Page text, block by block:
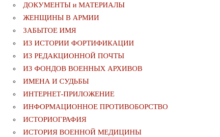
ДОКУМЕНТЫ и МАТЕРИАЛЫ
ЖЕНЩИНЫ В АРМИИ
ЗАБЫТОЕ ИМЯ
ИЗ ИСТОРИИ ФОРТИФИКАЦИИ
ИЗ РЕДАКЦИОННОЙ ПОЧТЫ
ИЗ ФОНДОВ ВОЕННЫХ АРХИВОВ
ИМЕНА И СУДЬБЫ
ИНТЕРНЕТ-ПРИЛОЖЕНИЕ
ИНФОРМАЦИОННОЕ ПРОТИВОБОРСТВО
ИСТОРИОГРАФИЯ
ИСТОРИЯ ВОЕННОЙ МЕДИЦИНЫ